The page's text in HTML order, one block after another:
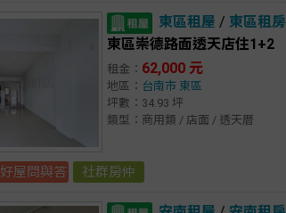
東區租屋 / 東區租房
東區崇德路面透天店住1+2
租金： 62,000 元
地區： 台南市 東區
坪數：34.93 坪
類型：商用類 / 店面 / 透天厝
好屋問與答 社群房仲